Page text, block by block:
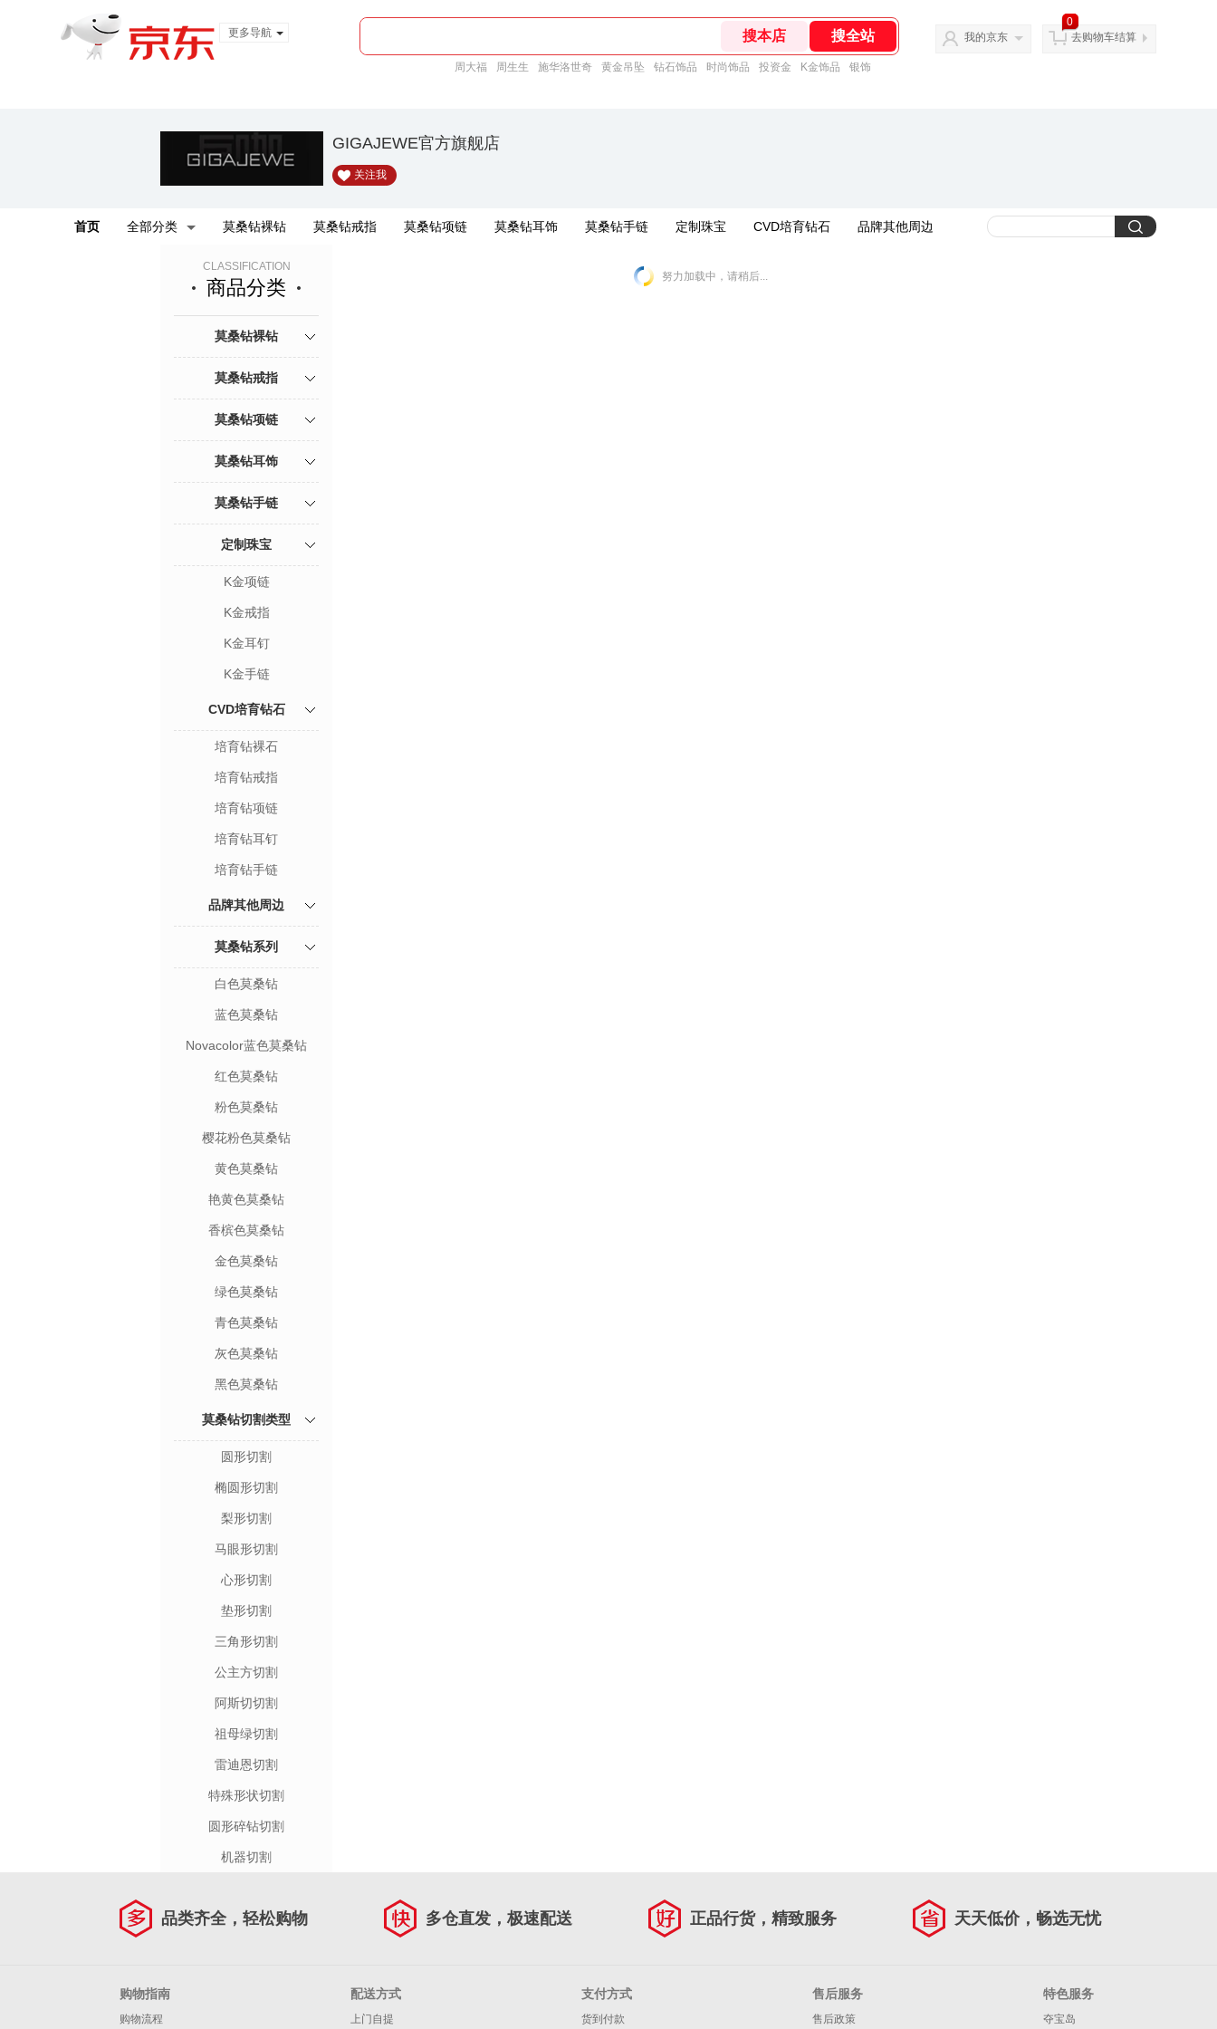
更多导航
周大福 周生生 施华洛世奇 黄金吊坠 钻石饰品 时尚饰品 投资金 K金饰品 银饰
我的京东
0
去购物车结算
GIGAJEWE官方旗舰店
关注我
首页 全部分类 莫桑钻裸钻 莫桑钻戒指 莫桑钻项链 莫桑钻耳饰 莫桑钻手链 定制珠宝 CVD培育钻石 品牌其他周边
CLASSIFICATION
商品分类
莫桑钻裸钻
莫桑钻戒指
莫桑钻项链
莫桑钻耳饰
莫桑钻手链
定制珠宝
K金项链
K金戒指
K金耳钉
K金手链
CVD培育钻石
培育钻裸石
培育钻戒指
培育钻项链
培育钻耳钉
培育钻手链
品牌其他周边
莫桑钻系列
白色莫桑钻
蓝色莫桑钻
Novacolor蓝色莫桑钻
红色莫桑钻
粉色莫桑钻
樱花粉色莫桑钻
黄色莫桑钻
艳黄色莫桑钻
香槟色莫桑钻
金色莫桑钻
绿色莫桑钻
青色莫桑钻
灰色莫桑钻
黑色莫桑钻
莫桑钻切割类型
圆形切割
椭圆形切割
梨形切割
马眼形切割
心形切割
垫形切割
三角形切割
公主方切割
阿斯切切割
祖母绿切割
雷迪恩切割
特殊形状切割
圆形碎钻切割
机器切割
努力加载中，请稍后...
品类齐全，轻松购物 多仓直发，极速配送 正品行货，精致服务 天天低价，畅选无忧
购物指南
购物流程
配送方式
上门自提
支付方式
货到付款
售后服务
售后政策
特色服务
夺宝岛